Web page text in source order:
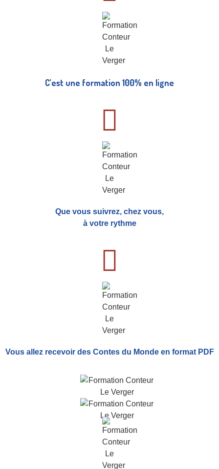
C’est une formation 100% en ligne
Que vous suivrez, chez vous,
à votre rythme
Vous allez recevoir des Contes du Monde en format PDF